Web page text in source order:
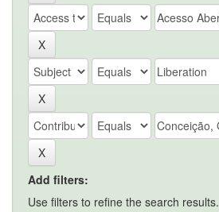
Add filters:
Use filters to refine the search results.